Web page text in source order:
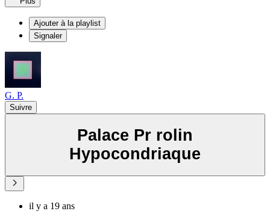
Ajouter à la playlist
Signaler
G. P.
Suivre
Palace Pr rolin
Hypocondriaque
il y a 19 ans